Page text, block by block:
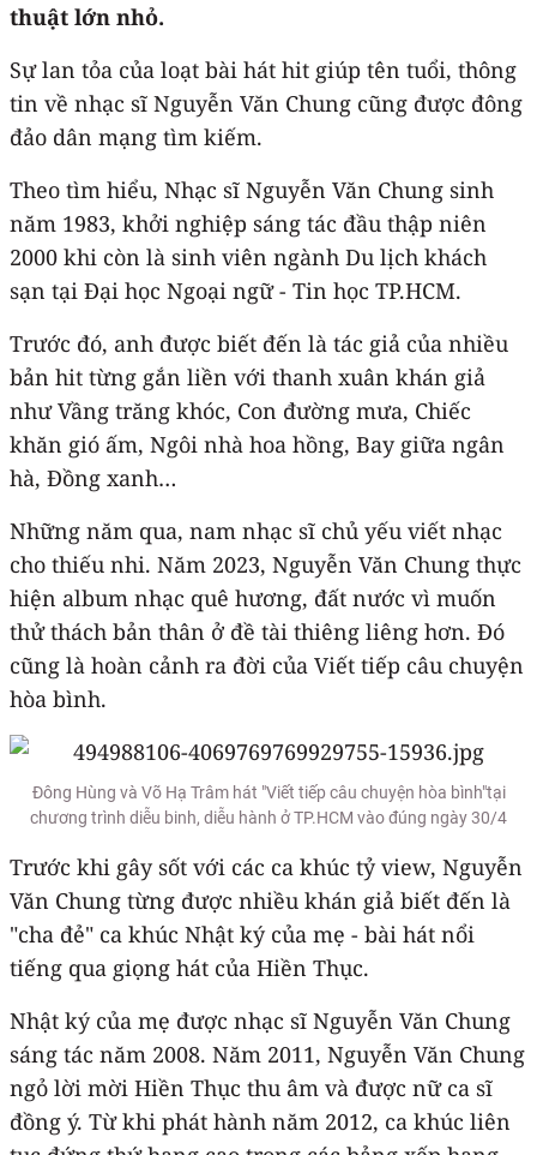
thuật lớn nhỏ.
Sự lan tỏa của loạt bài hát hit giúp tên tuổi, thông
tin về nhạc sĩ Nguyễn Văn Chung cũng được đông
đảo dân mạng tìm kiếm.
Theo tìm hiểu, Nhạc sĩ Nguyễn Văn Chung sinh
năm 1983, khởi nghiệp sáng tác đầu thập niên
2000 khi còn là sinh viên ngành Du lịch khách
sạn tại Đại học Ngoại ngữ - Tin học TP.HCM.
Trước đó, anh được biết đến là tác giả của nhiều
bản hit từng gắn liền với thanh xuân khán giả
như Vầng trăng khóc, Con đường mưa, Chiếc
khăn gió ấm, Ngôi nhà hoa hồng, Bay giữa ngân
hà, Đồng xanh…
Những năm qua, nam nhạc sĩ chủ yếu viết nhạc
cho thiếu nhi. Năm 2023, Nguyễn Văn Chung thực
hiện album nhạc quê hương, đất nước vì muốn
thử thách bản thân ở đề tài thiêng liêng hơn. Đó
cũng là hoàn cảnh ra đời của Viết tiếp câu chuyện
hòa bình.
Đông Hùng và Võ Hạ Trâm hát "Viết tiếp câu chuyện hòa bình"tại
chương trình diễu binh, diễu hành ở TP.HCM vào đúng ngày 30/4
Trước khi gây sốt với các ca khúc tỷ view, Nguyễn
Văn Chung từng được nhiều khán giả biết đến là
"cha đẻ" ca khúc Nhật ký của mẹ - bài hát nổi
tiếng qua giọng hát của Hiền Thục.
Nhật ký của mẹ được nhạc sĩ Nguyễn Văn Chung
sáng tác năm 2008. Năm 2011, Nguyễn Văn Chung
ngỏ lời mời Hiền Thục thu âm và được nữ ca sĩ
đồng ý. Từ khi phát hành năm 2012, ca khúc liên